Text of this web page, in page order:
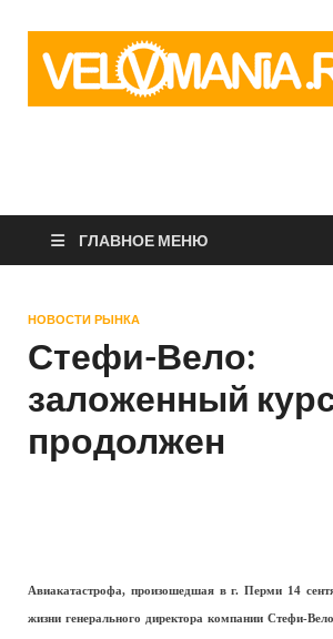
ГЛАВНОЕ МЕНЮ
НОВОСТИ РЫНКА
Стефи-Вело:
заложенный
продолжен
Авиакатастрофа, произошедшая в г. Перми 14
жизни генерального директора компании Стефи-